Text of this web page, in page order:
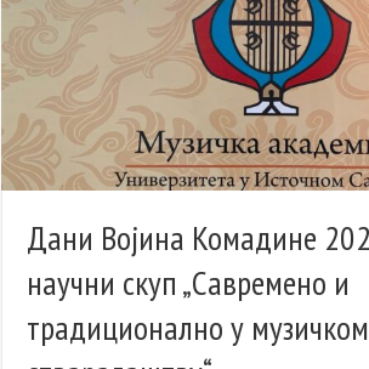
Дани Војина Комадине
научни скуп „Савремено и
традиционално у музичком